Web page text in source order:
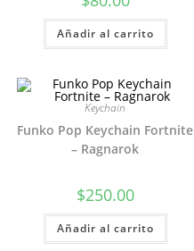
Añadir al carrito
Keychain
Funko Pop Keychain Fortnite
– Ragnarok
$250.00
Añadir al carrito